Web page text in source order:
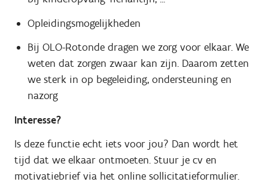
Opleidingsmogelijkheden
Bij OLO-Rotonde dragen we zorg voor elkaar. We
weten dat zorgen zwaar kan zijn. Daarom zetten
we sterk in op begeleiding, ondersteuning en
nazorg
Interesse?
Is deze functie echt iets voor jou? Dan wordt het
tijd dat we elkaar ontmoeten. Stuur je cv en
motivatiebrief via het online sollicitatieformulier.